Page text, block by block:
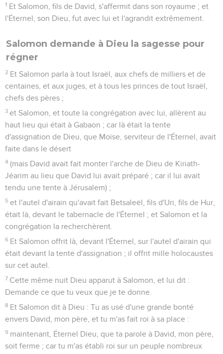
1 Et Salomon, fils de David, s'affermit dans son royaume ; et
l'Éternel, son Dieu, fut avec lui et l'agrandit extrêmement.
Salomon demande à Dieu la sagesse pour
régner
2 Et Salomon parla à tout Israël, aux chefs de milliers et de
centaines, et aux juges, et à tous les princes de tout Israël,
chefs des pères ;
3 et Salomon, et toute la congrégation avec lui, allèrent au
haut lieu qui était à Gabaon ; car là était la tente
d'assignation de Dieu, que Moïse, serviteur de l'Éternel, avait
faite dans le désert
4 (mais David avait fait monter l'arche de Dieu de Kiriath-
Jéarim au lieu que David lui avait préparé ; car il lui avait
tendu une tente à Jérusalem) ;
5 et l'autel d'airain qu'avait fait Betsaleël, fils d'Uri, fils de Hur,
était là, devant le tabernacle de l'Éternel ; et Salomon et la
congrégation la recherchèrent.
6 Et Salomon offrit là, devant l'Éternel, sur l'autel d'airain qui
était devant la tente d'assignation ; il offrit mille holocaustes
sur cet autel.
7 Cette même nuit Dieu apparut à Salomon, et lui dit :
Demande ce que tu veux que je te donne.
8 Et Salomon dit à Dieu : Tu as usé d'une grande bonté
envers David, mon père, et tu m'as fait roi à sa place :
9 maintenant, Éternel Dieu, que ta parole à David, mon père,
soit ferme ; car tu m'as établi roi sur un peuple nombreux